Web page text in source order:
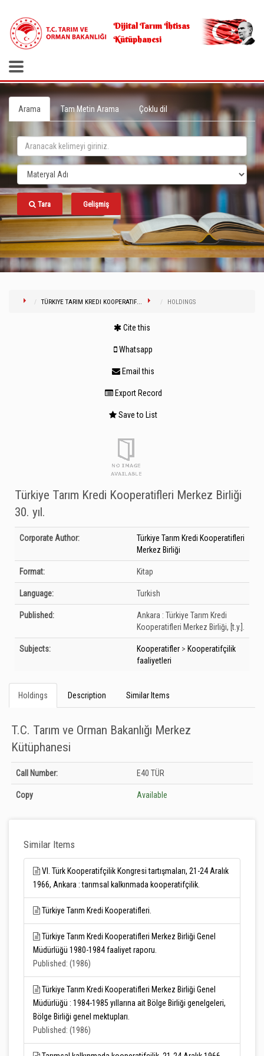
Dijital Tarım İhtisas
Kütüphanesi
Arama Tam Metin Arama Çoklu dil
Tara Gelişmiş
TÜRKIYE TARIM KREDI KOOPERATIF... HOLDINGS
Cite this
Whatsapp
Email this
Export Record
Save to List
Türkiye Tarım Kredi Kooperatifleri Merkez Birliği
30. yıl.
Bibliographic Details
Corporate Author:
Türkiye Tarım Kredi Kooperatifleri
Merkez Birliği
Format: Kitap
Language: Turkish
Published: Ankara : Türkiye Tarım Kredi
Kooperatifleri Merkez Birliği, [t.y.].
Subjects: Kooperatifler > Kooperatifçilik
faaliyetleri
Holdings Description Similar Items
T.C. Tarım ve Orman Bakanlığı Merkez
Kütüphanesi
Holdings details from T.C. Tarım ve Orman Bakanlığı Merkez Kütüphanesi:
Unknown
Call Number: E40 TÜR
Copy Available
Similar Items
VI. Türk Kooperatifçilik Kongresi tartışmaları, 21-24 Aralık
1966, Ankara : tarımsal kalkınmada kooperatifçilik.
Türkiye Tarım Kredi Kooperatifleri.
Türkiye Tarım Kredi Kooperatifleri Merkez Birliği Genel
Müdürlüğü 1980-1984 faaliyet raporu.
Published: (1986)
Türkiye Tarım Kredi Kooperatifleri Merkez Birliği Genel
Müdürlüğü : 1984-1985 yıllarına ait Bölge Birliği genelgeleri,
Bölge Birliği genel mektupları.
Published: (1986)